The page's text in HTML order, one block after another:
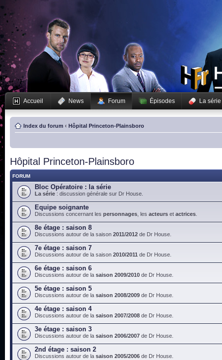
Accueil News Forum Épisodes La série
Index du forum ‹ Hôpital Princeton-Plainsboro
Hôpital Princeton-Plainsboro
FORUM
Bloc Opératoire : la série
La série : discussion générale sur Dr House.
Equipe soignante
Discussions concernant les personnages , les acteurs et actrices
8e étage : saison 8
Discussions autour de la saison 2011/2012 de Dr House.
7e étage : saison 7
Discussions autour de la saison 2010/2011 de Dr House.
6e étage : saison 6
Discussions autour de la saison 2009/2010 de Dr House.
5e étage : saison 5
Discussions autour de la saison 2008/2009 de Dr House.
4e étage : saison 4
Discussions autour de la saison 2007/2008 de Dr House.
3e étage : saison 3
Discussions autour de la saison 2006/2007 de Dr House.
2nd étage : saison 2
Discussions autour de la saison 2005/2006 de Dr House.